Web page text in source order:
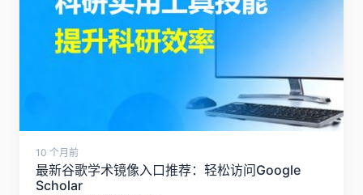
10 个月前
最新谷歌学术镜像入口推荐：轻松访问Google
Scholar